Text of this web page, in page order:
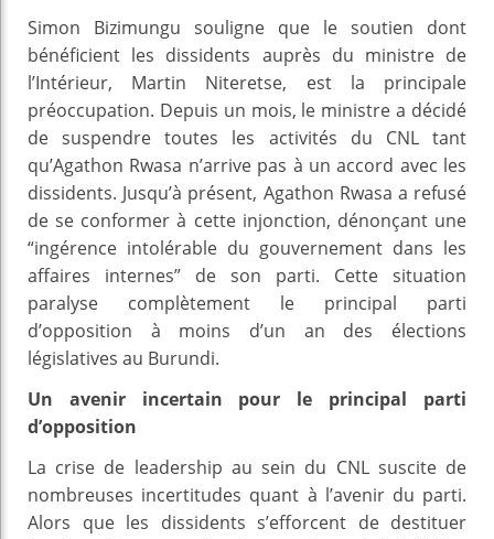
Simon Bizimungu souligne que le soutien dont
bénéficient les dissidents auprès du ministre de
l’Intérieur, Martin Niteretse, est la principale
préoccupation. Depuis un mois, le ministre a décidé
de suspendre toutes les activités du CNL tant
qu’Agathon Rwasa n’arrive pas à un accord avec les
dissidents. Jusqu’à présent, Agathon Rwasa a refusé
de se conformer à cette injonction, dénonçant une
“ingérence intolérable du gouvernement dans les
affaires internes” de son parti. Cette situation
paralyse complètement le principal parti
d’opposition à moins d’un an des élections
législatives au Burundi.
Un avenir incertain pour le principal parti
d’opposition
La crise de leadership au sein du CNL suscite de
nombreuses incertitudes quant à l’avenir du parti.
Alors que les dissidents s’efforcent de destituer